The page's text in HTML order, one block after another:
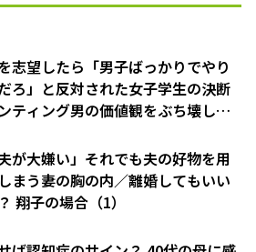
志望したら「男子ばっかりでやり
ろ」と反対された女子学生の決断
ティング男の価値観をぶち壊した
夫が大嫌い」それでも夫の好物を用
まう妻の胸の内／離婚してもいい
翔子の場合（1）